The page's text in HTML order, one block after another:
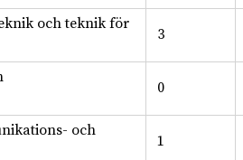
och teknik för
3
0
och
1